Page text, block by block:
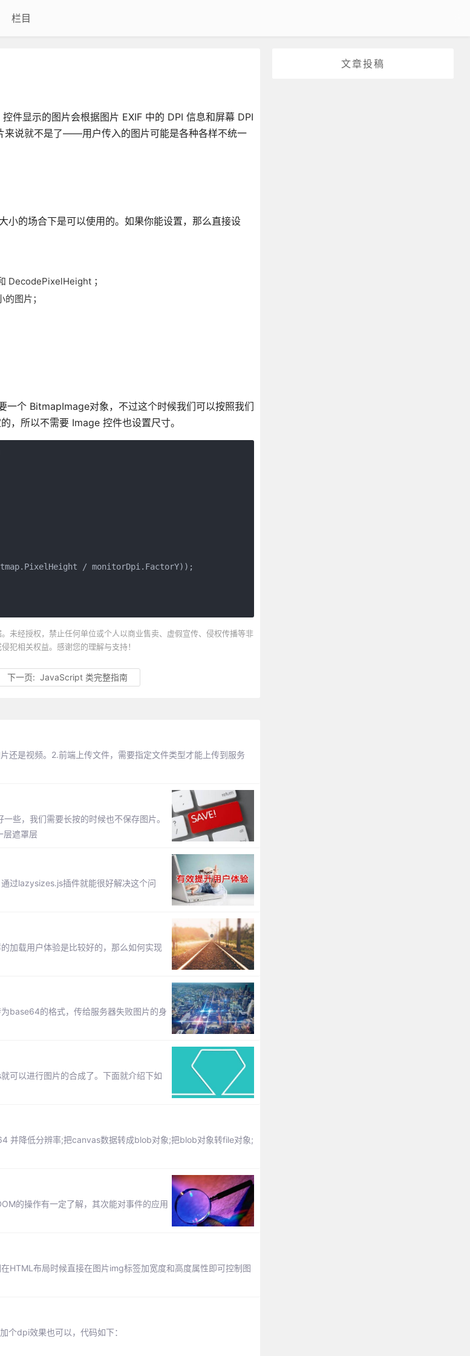
栏目
文章投稿
件显示的图片会根据图片 EXIF 中的 DPI 信息和屏幕 DPI
来说就不是了——用户传入的图片可能是各种各样不统一
的场合下是可以使用的。如果你能设置，那么直接设
DecodePixelHeight ；
图片；
个 BitmapImage对象，不过这个时候我们可以按照我们
，所以不需要 Image 控件也设置尺寸。
/ monitorDpi.FactorY));
未经授权，禁止任何单位或个人以商业售卖、虚假宣传、侵权传播等非
犯相关权益。感谢您的理解与支持！
下一页: JavaScript 类完整指南
还是视频。2.前端上传文件，需要指定文件类型才能上传到服务
些，我们需要长按的时候也不保存图片。
层遮罩层
过lazysizes.js插件就能很好解决这个问
加载用户体验是比较好的，那么如何实现
base64的格式，传给服务器失败图片的身
可以进行图片的合成了。下面就介绍下如
并降低分辨率;把canvas数据转成blob对象;把blob对象转file对象;
的操作有一定了解，其次能对事件的应用
HTML布局时候直接在图片img标签加宽度和高度属性即可控制图
个dpi效果也可以，代码如下：